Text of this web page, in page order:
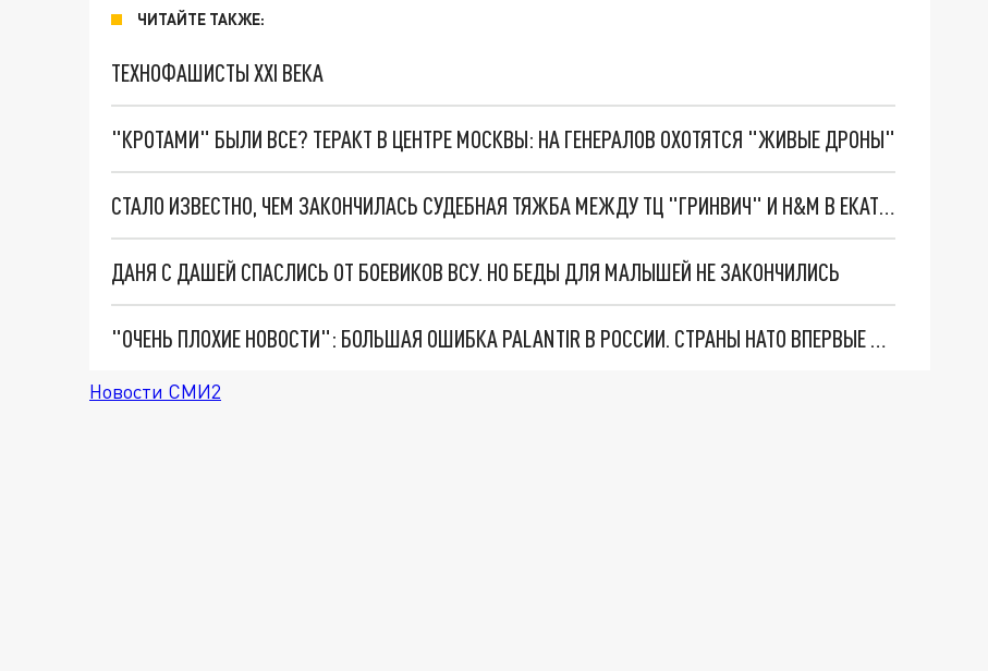
ЧИТАЙТЕ ТАКЖЕ:
ТЕХНОФАШИСТЫ XXI ВЕКА
"КРОТАМИ" БЫЛИ ВСЕ? ТЕРАКТ В ЦЕНТРЕ МОСКВЫ: НА ГЕНЕРАЛОВ ОХОТЯТСЯ "ЖИВЫЕ ДРОНЫ"
СТАЛО ИЗВЕСТНО, ЧЕМ ЗАКОНЧИЛАСЬ СУДЕБНАЯ ТЯЖБА МЕЖДУ ТЦ "ГРИНВИЧ" И H&M В ЕКАТЕРИНБУРГЕ
ДАНЯ С ДАШЕЙ СПАСЛИСЬ ОТ БОЕВИКОВ ВСУ. НО БЕДЫ ДЛЯ МАЛЫШЕЙ НЕ ЗАКОНЧИЛИСЬ
"ОЧЕНЬ ПЛОХИЕ НОВОСТИ": БОЛЬШАЯ ОШИБКА PALANTIR В РОССИИ. СТРАНЫ НАТО ВПЕРВЫЕ ЗА СВО ОСТАНОВИЛИ ПОСТАВКИ ОРУЖИЯ. ВСУ ТЕРЯЮТ ПРИГРАНИЧЬЕ?
Новости СМИ2